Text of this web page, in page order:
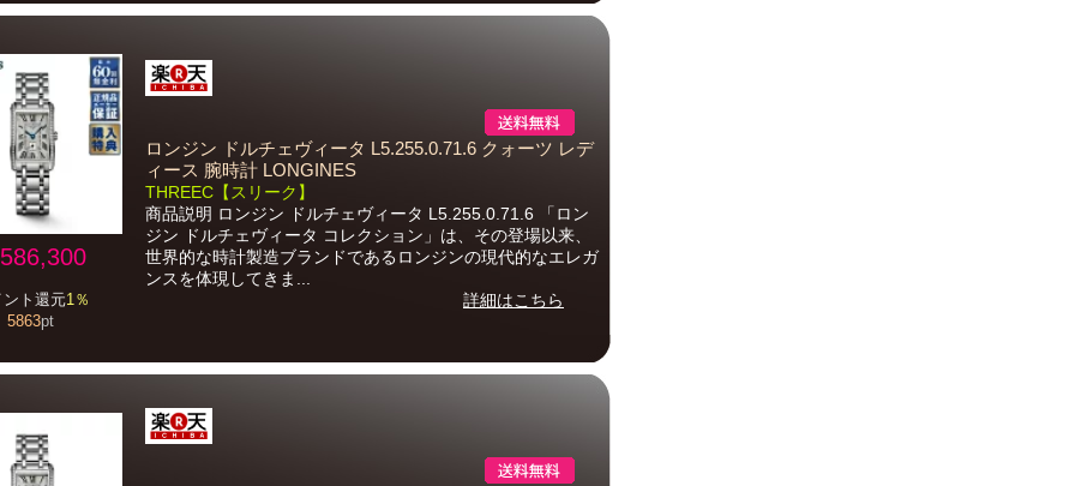
ト還元1％
5863pt
ロンジン ドルチェヴィータ L5.255.0.71.6 クォーツ レデ
ィース 腕時計 LONGINES
THREEC【スリーク】
商品説明 ロンジン ドルチェヴィータ L5.255.0.71.6 「ロン
ジン ドルチェヴィータ コレクション」は、その登場以来、
世界的な時計製造ブランドであるロンジンの現代的なエレガ
ンスを体現してきま...
詳細はこちら